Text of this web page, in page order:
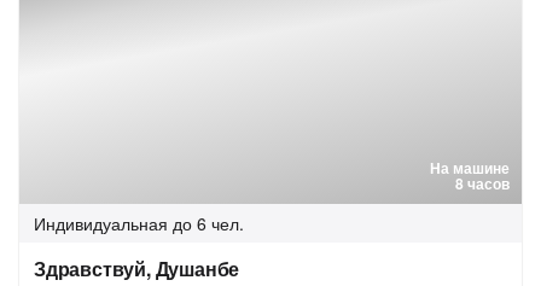
На машине
8 часов
Индивидуальная до 6 чел.
Здравствуй, Душанбе